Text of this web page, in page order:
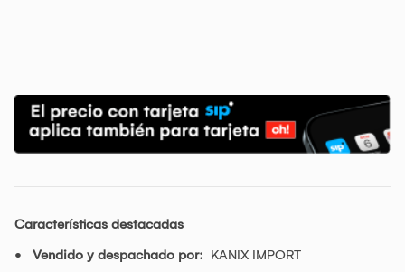
Características destacadas
Vendido y despachado por: KANIX IMPORT